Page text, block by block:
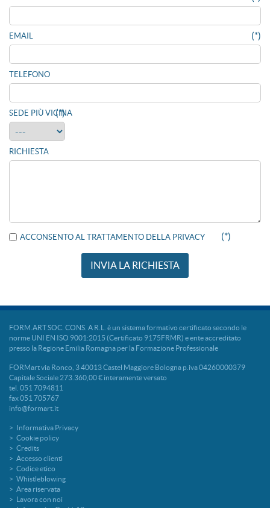
EMAIL (*)
TELEFONO
SEDE PIÙ VICINA
(*)
RICHIESTA
ACCONSENTO AL TRATTAMENTO DELLA PRIVACY (*)
FORM.ART SOC. CONS. A R.L. è un sistema formativo certificato secondo le
norme UNI EN ISO 9001:2015 (Certificato 9175FRMR) e ente accreditato
presso la Regione Emilia Romagna per la Formazione Professionale
FORMart via Ronco, 3 40013 Castel Maggiore Bologna p.iva 04260000379
Capitale Sociale 273.360,00 € interamente versato
tel. 051 7094811
fax 051 705767
info@formart.it
Informativa Privacy
Cookie policy
Credits
Accesso clienti
Codice etico
Whistleblowing
Area riservata
Lavora con noi